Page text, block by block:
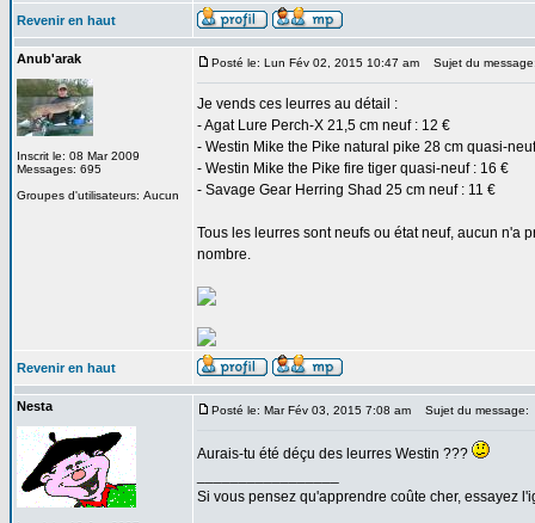
Revenir en haut
Anub'arak
Inscrit le: 08 Mar 2009
Messages: 695
Groupes d'utilisateurs: Aucun
Posté le: Lun Fév 02, 2015 10:47 am Sujet du
Je vends ces leurres au détail :
- Agat Lure Perch-X 21,5 cm neuf : 12 €
- Westin Mike the Pike natural pike 28 cm quasi-
- Westin Mike the Pike fire tiger quasi-neuf : 16 €
- Savage Gear Herring Shad 25 cm neuf : 11 €
Tous les leurres sont neufs ou état neuf, aucun n'a
nombre.
Revenir en haut
Nesta Posté le: Mar Fév 03, 2015 7:08 am Sujet du message:
Aurais-tu été déçu des leurres Westin ???
Si vous pensez qu'apprendre coûte cher, essayez